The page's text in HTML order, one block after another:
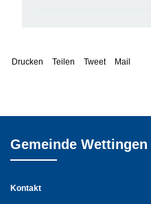
Drucken Teilen Tweet Mail
Gemeinde Wettingen
Kontakt